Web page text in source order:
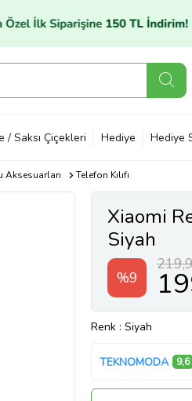
/ Saksı Çiçekleri Hediye Hediye
Aksesuarları Telefon Kılıfı
Xiaomi
Siyah
%9
Renk : Siyah
TEKNOMODA 9,6